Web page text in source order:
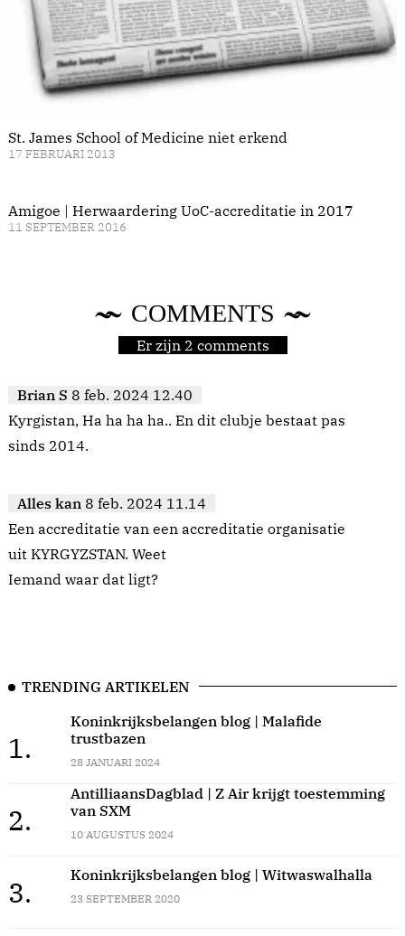
St. James School of Medicine niet erkend
17 FEBRUARI 2013
Amigoe | Herwaardering UoC-accreditatie in 2017
11 SEPTEMBER 2016
COMMENTS
Er zijn 2 comments
Brian S 8 feb. 2024 12.40
Kyrgistan, Ha ha ha ha.. En dit clubje bestaat pas
sinds 2014.
Alles kan 8 feb. 2024 11.14
Een accreditatie van een accreditatie organisatie
uit KYRGYZSTAN. Weet
Iemand waar dat ligt?
TRENDING ARTIKELEN
1.
Koninkrijksbelangen blog | Malafide
trustbazen
28 JANUARI 2024
2.
AntilliaansDagblad | Z Air krijgt toestemming
van SXM
10 AUGUSTUS 2024
3.
Koninkrijksbelangen blog | Witwaswalhalla
23 SEPTEMBER 2020